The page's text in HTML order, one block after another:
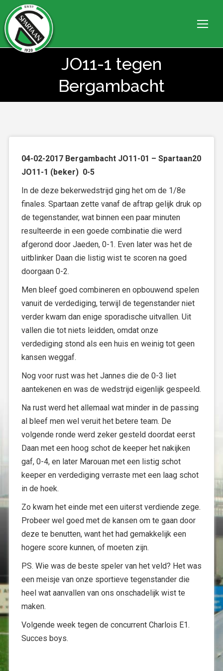
JO11-1 tegen
Bergambacht
Je bent hier:
04-02-2017 Bergambacht JO11-01 – Spartaan20
JO11-1 (beker) 0-5
In de deze bekerwedstrijd ging het om de 1/8e
finales. Spartaan zette vanaf de aftrap gelijk druk op
de tegenstander, wat binnen een paar minuten
resulteerde in een goede combinatie die werd
afgerond door Jaeden, 0-1. Even later was het de
uitblinker Daan die listig wist te scoren na goed
doorgaan 0-2.
Men bleef goed combineren en opbouwend spelen
vanuit de verdediging, terwijl de tegenstander niet
verder kwam dan enige sporadische uitvallen. Uit
vallen die tot niets leidden, omdat onze
verdediging stond als een huis en weinig tot geen
kansen weggaf.
Nog voor rust was het Jannes die de 0-3 liet
aantekenen en was de wedstrijd eigenlijk gespeeld.
Na rust werd het allemaal wat minder in de passing
al bleef men wel veruit het betere team. De
volgende ronde werd zeker gesteld doordat eerst
Daan met een hoog schot de keeper het nakijken
gaf, 0-4, en later Marouan met een listig schot
keeper en verdediging verraste met een laag schot
in de hoek.
Zo kwam het einde met een uiterst verdiende zege.
Probeer wel goed met de kansen om te gaan door
deze te benutten, want het had gemakkelijk een
hogere score kunnen, of moeten zijn.
PS. Wie was de beste speler van het veld? Het was
een meisje van onze sportieve tegenstander die
heel wat aanvallen van ons onschadelijk wist te
maken.
Volgende week tegen de concurrent Charlois E1.
Succes boys.